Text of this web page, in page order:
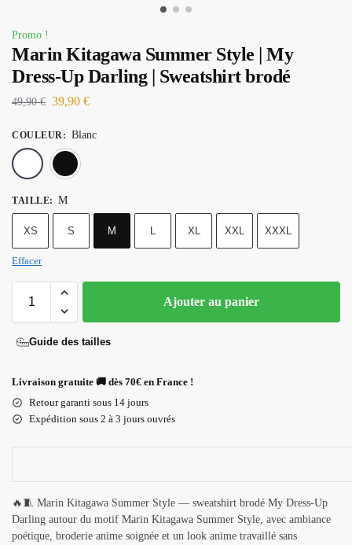
Promo !
Marin Kitagawa Summer Style | My
Dress-Up Darling | Sweatshirt brodé
49,90€ 39,90 €
COULEUR : Blanc
TAILLE: M
XS S M L XL XXL XXXL
Effacer
Ajouter au panier
Guide des tailles
Livraison gratuite 🚚 dès 70€ en France !
Retour garanti sous 14 jours
Expédition sous 2 à 3 jours ouvrés
🔥🧵 Marin Kitagawa Summer Style — sweatshirt brodé My Dress-Up
Darling autour du motif Marin Kitagawa Summer Style, avec ambiance
poétique, broderie anime soignée et un look anime travaillé sans